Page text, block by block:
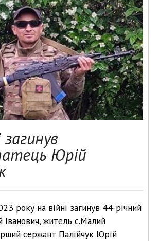
Юрій
року на війні загинув 44-річний
Іванович, житель с.Малий
сержант Палійчук Юрій